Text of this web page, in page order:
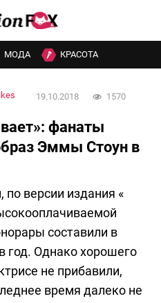
МОДА КРАСОТА
19.10.2018 1570
фанаты
Эммы Стоун в
версии издания «
составили в
год. Однако хорошего
не прибавили,
время далеко не